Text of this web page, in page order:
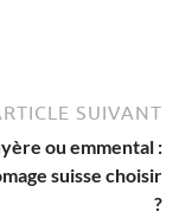
SUIVANT
ou emmental :
suisse choisir
?